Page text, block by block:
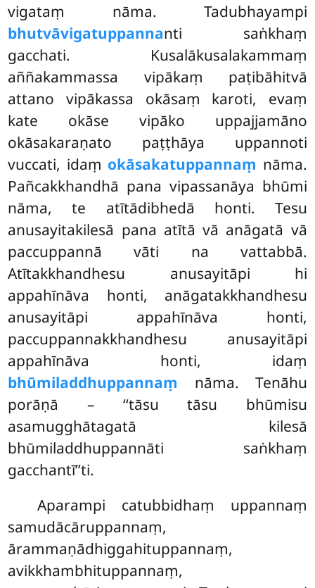
vigataṃ nāma. Tadubhayampi
bhutvāvigatuppannanti saṅkhaṃ
gacchati. Kusalākusalakammaṃ
aññakammassa vipākaṃ paṭibāhitvā
attano vipākassa okāsaṃ karoti, evaṃ
kate okāse vipāko uppajjamāno
okāsakaraṇato paṭṭhāya uppannoti
vuccati, idaṃ okāsakatuppannaṃ nāma.
Pañcakkhandhā pana vipassanāya bhūmi
nāma, te atītādibhedā honti. Tesu
anusayitakilesā pana atītā vā anāgatā vā
paccuppannā vāti na vattabbā.
Atītakkhandhesu anusayitāpi hi
appahīnāva honti, anāgatakkhandhesu
anusayitāpi appahīnāva honti,
paccuppannakkhandhesu anusayitāpi
appahīnāva honti, idaṃ
bhūmiladdhuppannaṃ nāma. Tenāhu
porāṇā – ‘‘tāsu tāsu bhūmisu
asamugghātagatā kilesā
bhūmiladdhuppannāti saṅkhaṃ
gacchantī’’ti.
Aparampi catubbidhaṃ uppannaṃ
samudācāruppannaṃ,
ārammaṇādhiggahituppannaṃ,
avikkhambhituppannaṃ,